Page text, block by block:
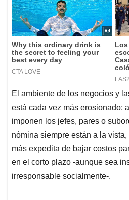
El ambiente de los negocios y
está cada vez más erosionado;
imponen los jefes, pares o
nómina siempre están a la
más expedita de bajar costos
en el corto plazo -aunque sea
irresponsable socialmente-.